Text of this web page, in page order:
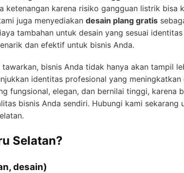
ketenangan karena risiko gangguan listrik bisa
juga menyediakan desain plang gratis
tambahan untuk desain yang sesuai
dan efektif untuk bisnis Anda.
bisnis Anda tidak hanya akan tampil
identitas profesional yang
fungsional, elegan, dan bernilai tinggi, karena
bisnis Anda sendiri. Hubungi kami sekarang
Selatan?
desain)